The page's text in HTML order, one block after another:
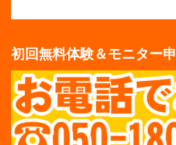
初回無料体験＆モニター申